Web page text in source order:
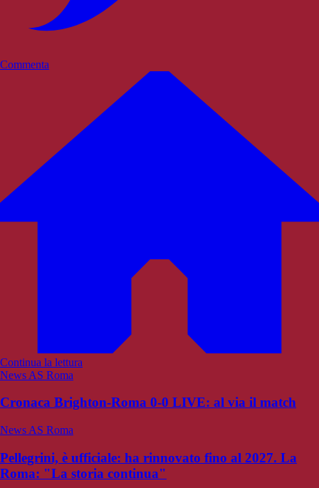
Commenta
Continua la lettura
News AS Roma
Cronaca Brighton-Roma 0-0 LIVE: al via il match
News AS Roma
Pellegrini, è ufficiale: ha rinnovato fino al 2027. La
Roma: "La storia continua"